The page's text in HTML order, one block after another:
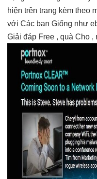
hiện trên trang kèm theo
với Các bạn Giống như
Giải đáp Free , quà Cho